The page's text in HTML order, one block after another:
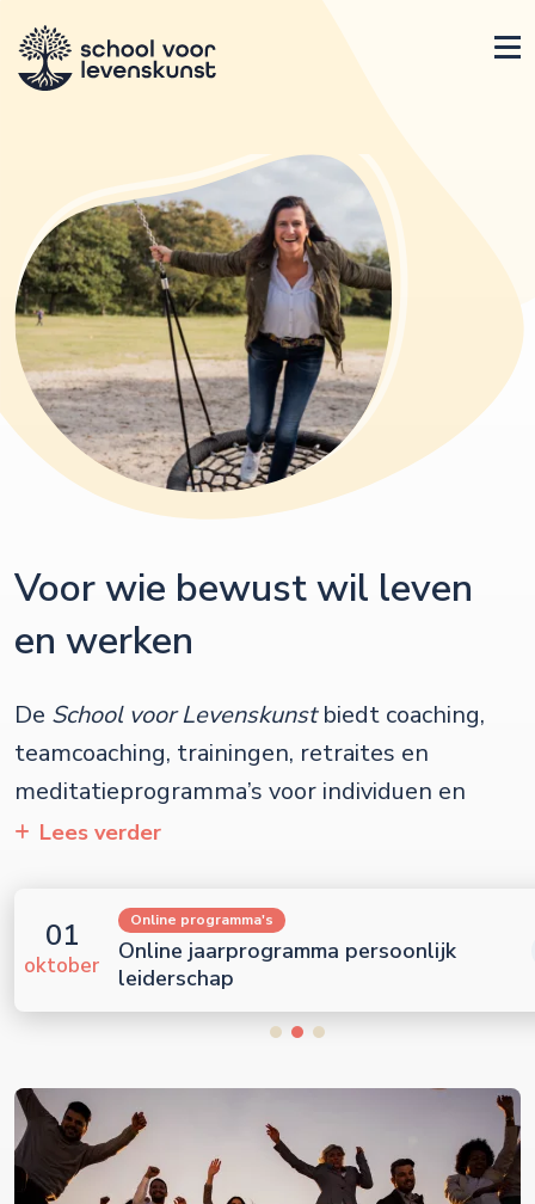
Voor wie bewust wil leven
en werken
School voor Levenskunst
Lees verder
01
oktober
Online programma's
Online jaarprogramma persoonlijk
leiderschap